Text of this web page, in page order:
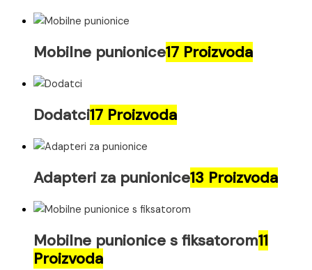
Mobilne punionice17 Proizvoda
Dodatci17 Proizvoda
Adapteri za punionice13 Proizvoda
Mobilne punionice s fiksatorom11
Proizvoda